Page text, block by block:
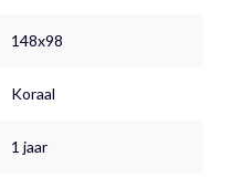
148x98
Koraal
1 jaar